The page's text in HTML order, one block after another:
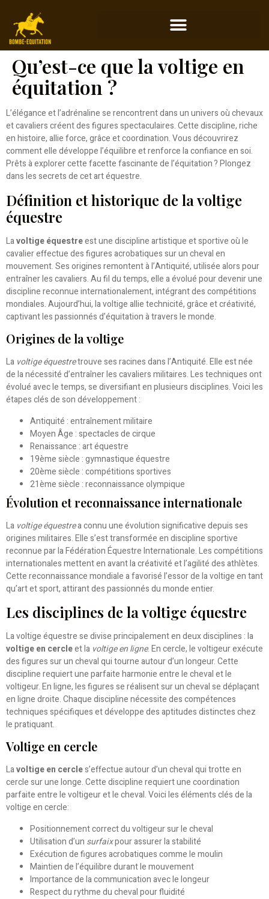
Qu’est-ce que la voltige en
équitation ?
L’élégance et l’adrénaline se rencontrent dans un univers où chevaux
et cavaliers créent des figures spectaculaires. Cette discipline, riche
en histoire, allie force, grâce et coordination. Vous découvrirez
comment elle développe l’équilibre et renforce la confiance en soi.
Prêts à explorer cette facette fascinante de l’équitation ? Plongez
dans les secrets de cet art équestre.
Définition et historique de la voltige
équestre
Lavoltige équestreest une discipline artistique et sportive où le
cavalier effectue des figures acrobatiques sur un cheval en
mouvement. Ses origines remontent à l’Antiquité, utilisée alors pour
entraîner les cavaliers. Au fil du temps, elle a évolué pour devenir une
discipline reconnue internationalement, intégrant des compétitions
mondiales. Aujourd’hui, la voltige allie technicité, grâce et créativité,
captivant les passionnés d’équitation à travers le monde.
Origines de la voltige
La voltige équestretrouve ses racines dans l’Antiquité. Elle est née
de la nécessité d’entraîner les cavaliers militaires. Les techniques ont
évolué avec le temps, se diversifiant en plusieurs disciplines. Voici les
étapes clés de son développement :
Antiquité : entraînement militaire
Moyen Âge : spectacles de cirque
Renaissance : art équestre
19ème siècle : gymnastique équestre
20ème siècle : compétitions sportives
21ème siècle : reconnaissance olympique
Évolution et reconnaissance internationale
La voltige équestrea connu une évolution significative depuis ses
origines militaires. Elle s’est transformée en discipline sportive
reconnue par la Fédération Équestre Internationale. Les compétitions
internationales mettent en avant la créativité et l’agilité des athlètes.
Cette reconnaissance mondiale a favorisé l’essor de la voltige en tant
qu’art et sport, attirant des passionnés du monde entier.
Les disciplines de la voltige équestre
La voltige équestre se divise principalement en deux disciplines : la
voltige en cercleet la voltige en ligne. En cercle, le voltigeur exécute
des figures sur un cheval qui tourne autour d’un longeur. Cette
discipline requiert une parfaite harmonie entre le cheval et le
voltigeur. En ligne, les figures se réalisent sur un cheval se déplaçant
en ligne droite. Chaque discipline nécessite des compétences
techniques spécifiques et développe des aptitudes distinctes chez
le pratiquant.
Voltige en cercle
Lavoltige en cercles’effectue autour d’un cheval qui trotte en
cercle sur une longe. Cette discipline requiert une coordination
parfaite entre le voltigeur et le cheval. Voici les éléments clés de la
voltige en cercle:
Positionnement correct du voltigeur sur le cheval
Utilisation d’un surfaixpour assurer la stabilité
Exécution de figures acrobatiques comme le moulin
Maintien de l’équilibre durant le mouvement
Importance de la communication avec le longeur
Respect du rythme du cheval pour fluidité